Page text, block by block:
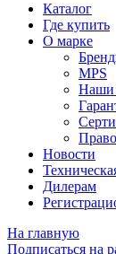
Каталог
Где купить
О марке
MPS
Наши
Новости
Дилерам
На главную
Подписаться на